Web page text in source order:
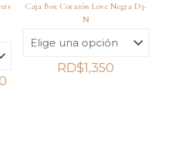
Rango
Caja Box Corazón Love Negra D3-
N
RD$1,350